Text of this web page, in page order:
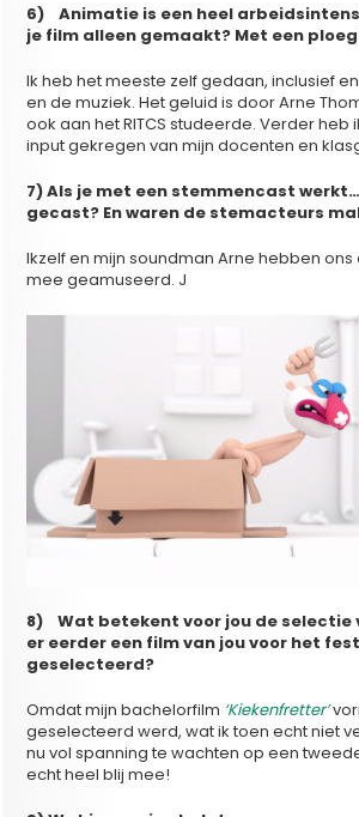
6)Animatie is een heel
je film alleen gemaakt? Met een
Ik heb het meeste zelf gedaan, inclusief
en de muziek. Het geluid is door Arne
ook aan het RITCS studeerde. Verder heb
input gekregen van mijn docenten en
7)Als je met een stemmencast
gecast? En waren de stemacteurs
Ikzelf en mijn soundman Arne hebben
mee geamuseerd. J
8) Wat betekent voor jou de selectie
er eerder een film van jou voor het
geselecteerd?
Omdat mijn bachelorfilm ‘Kiekenfretter’
geselecteerd werd, wat ik toen echt niet
nu vol spanning te wachten op een
echt heel blij mee!